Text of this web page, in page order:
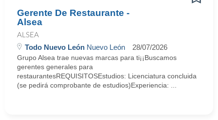
Gerente De Restaurante -
Alsea
ALSEA
Todo Nuevo León Nuevo León 28/07/2026
Grupo Alsea trae nuevas marcas para ti¡¡Buscamos
gerentes generales para
restaurantesREQUISITOSEstudios: Licenciatura concluida
(se pedirá comprobante de estudios)Experiencia: ...